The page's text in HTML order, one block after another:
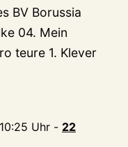
BV Borussia
04. Mein
teure 1. Klever
Uhr - 22